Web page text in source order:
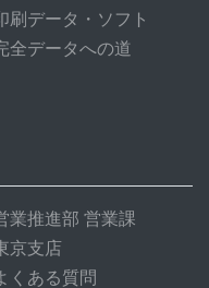
刷データ・ソフト
全データへの道
業推進部 営業課
京支店
くある質問